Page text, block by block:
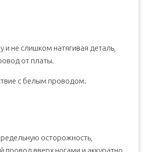
и не слишком натягивая деталь,
от платы.
с белым проводом.
осторожность,
провод вверх ногами и аккуратно